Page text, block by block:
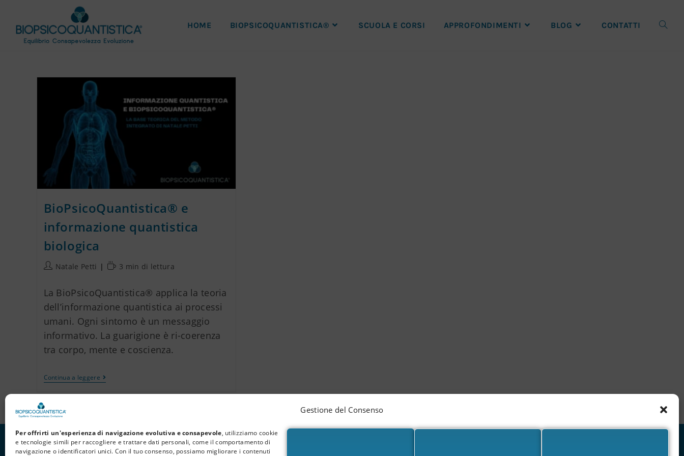
Gestione del Consenso
Per offrirti un'esperienza di navigazione evolutiva e consapevole, utilizziamo cookie
e tecnologie simili per raccogliere e trattare dati personali, come il comportamento di
navigazione o identificatori unici. Con il tuo consenso, possiamo migliorare i contenuti
HOME BIOPSICOQUANTISTICA® SCUOLA E CORSI APPROFONDIMENTI BLOG CONTATTI
BioPsicoQuantistica® e
informazione quantistica
biologica
Natale Petti 3 min di lettura
La BioPsicoQuantistica® applica la teoria
dell’informazione quantistica ai processi
umani. Ogni sintomo è un messaggio
informativo. La guarigione è ri-coerenza
tra corpo, mente e coscienza.
Continua a leggere